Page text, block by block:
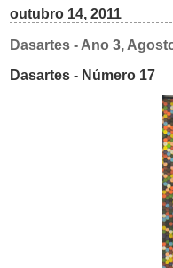
outubro 14, 2011
Dasartes - Ano 3,
Dasartes - Número 17